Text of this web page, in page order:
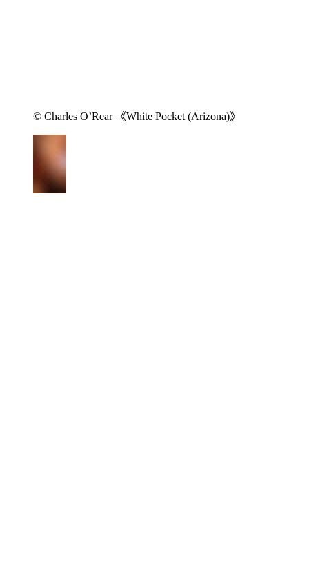
© Charles O’Rear 《White Pocket (Arizona)》